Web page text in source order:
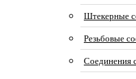
Штекерные
Резьбовые
Соединения